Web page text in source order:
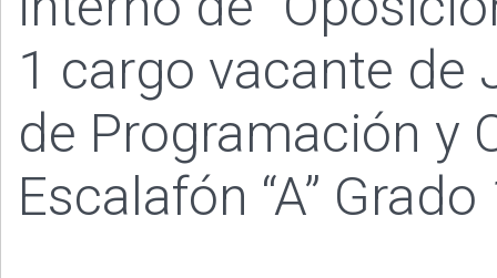
1 cargo vacante de
de Programación y
Escalafón “A” Grado